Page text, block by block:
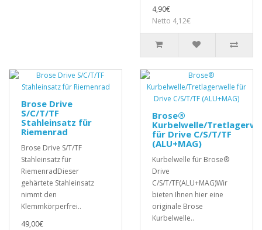
4,90€
Netto 4,12€
Brose Drive
S/C/T/TF
Stahleinsatz für
Riemenrad
Brose Drive S/T/TF
Stahleinsatz für
RiemenradDieser
gehärtete Stahleinsatz
nimmt den
Klemmkörperfrei..
49,00€
Brose®
Kurbelwelle/
für Drive C/S/T/TF
(ALU+MAG)
Kurbelwelle für Brose®
Drive
C/S/T/TF(ALU+MAG)Wir
bieten Ihnen hier eine
originale Brose
Kurbelwelle..